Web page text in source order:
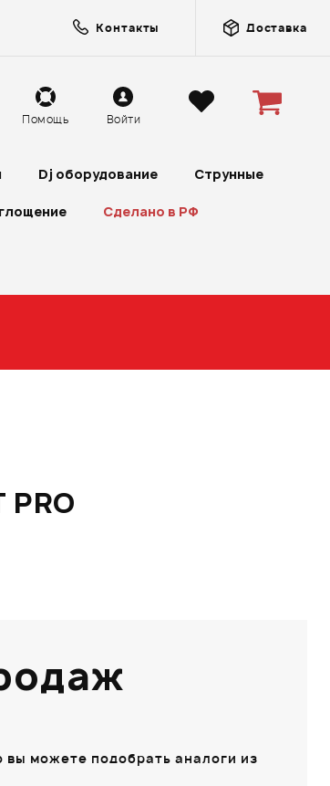
Контакты Доставка
Помощь Войти
Dj оборудование Струнные
Сделано в РФ
вы можете подобрать аналоги из